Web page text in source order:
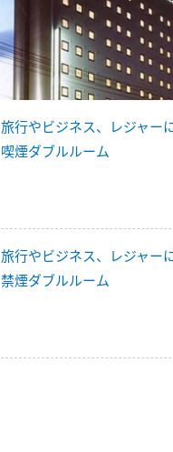
旅行やビジネス、レジャ
喫煙ダブルルーム
旅行やビジネス、レジャ
禁煙ダブルルーム